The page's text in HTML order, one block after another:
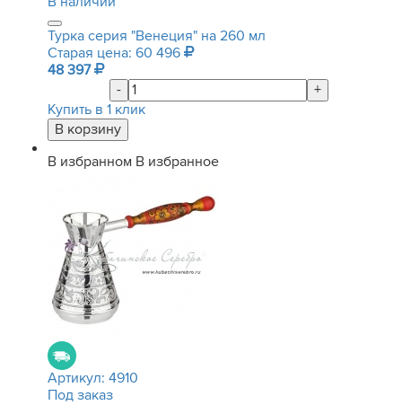
Турка серия "Венеция" на 260 мл
Старая цена: 60 496
48 397
-
+
Купить в 1 клик
В избранном В избранное
Артикул: 4910
Под заказ